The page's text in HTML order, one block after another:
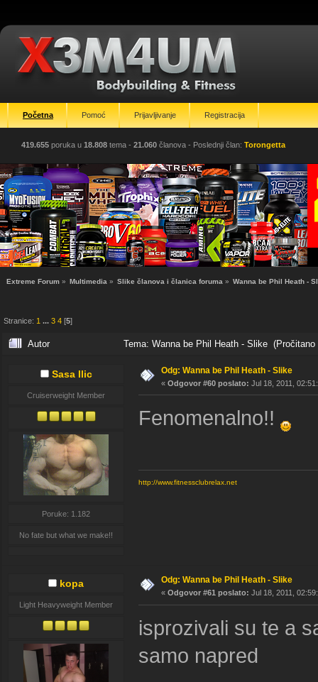
Početna Pomoć Prijavljivanje Registracija
419.655 poruka u 18.808 tema - 21.060 članova - Poslednji član: Torongetta
Extreme Forum » Multimedia » Slike članova i članica foruma » Wanna be Phil Heath -
Stranice:1 ...3 4 [5]
Autor Tema: Wanna be Phil Heath - Slike (Pročitano
Sasa Ilic
Cruiserweight Member
Poruke: 1.182
No fate but what we make!!
Odg: Wanna be Phil Heath - Slike
« Odgovor #60 poslato: Jul 18, 2011,
Fenomenalno!!
http://www.fitnessclubrelax.net
kopa
Light Heavyweight Member
Odg: Wanna be Phil Heath - Slike
« Odgovor #61 poslato: Jul 18, 2011,
isprozivali su te a
samo napred